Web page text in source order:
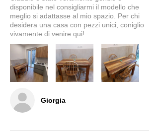
Giorgia
disponibile nel consigliarmi il modello che
meglio si adattasse al mio spazio. Per chi
desidera una casa con pezzi unici, coniglio
vivamente di venire qui!